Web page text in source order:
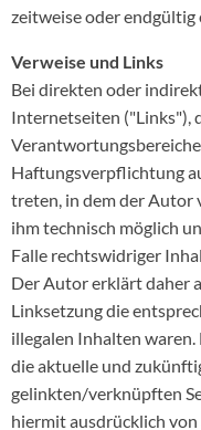
zeitweise oder endgültig
Verweise und Links
Bei direkten oder
Internetseiten ("Links"),
Haftungsverpflichtung
treten, in dem der Autor
ihm technisch möglich
Falle rechtswidriger
Der Autor erklärt daher
Linksetzung die
illegalen Inhalten
die aktuelle und
gelinkten/verknüpften
hiermit ausdrücklich